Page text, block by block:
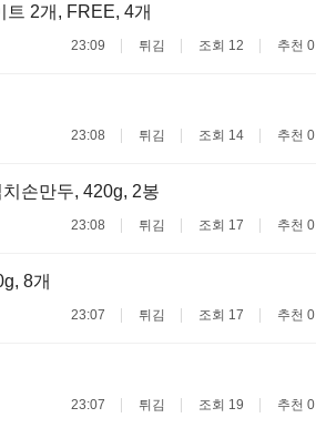
트 2개, FREE, 4개
23:09 튀김 조회 12 추천 0
23:08 튀김 조회 14 추천 0
손만두, 420g, 2봉
23:08 튀김 조회 17 추천 0
8개
23:07 튀김 조회 17 추천 0
23:07 튀김 조회 19 추천 0